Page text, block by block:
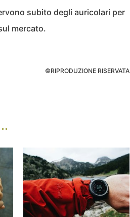
subito degli auricolari per
mercato.
©RIPRODUZIONE RISERVATA